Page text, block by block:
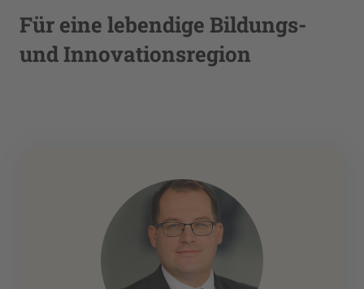
Mehr Informationen
Akzeptieren
Für eine lebendige Bildungs-
und Innovationsregion